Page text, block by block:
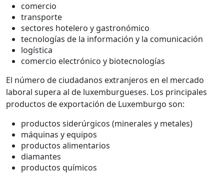
comercio
transporte
sectores hotelero y gastronómico
tecnologías de la información y la comunicación
logística
comercio electrónico y biotecnologías
El número de ciudadanos extranjeros en el mercado
laboral supera al de luxemburgueses. Los principales
productos de exportación de Luxemburgo son:
productos siderúrgicos (minerales y metales)
máquinas y equipos
productos alimentarios
diamantes
productos químicos